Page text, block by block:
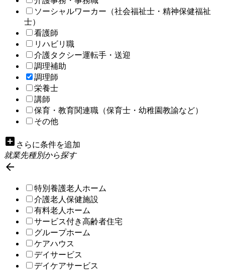
ソーシャルワーカー（社会福祉士・精神保健福祉
士）
看護師
リハビリ職
介護タクシー運転手・送迎
調理補助
調理師
栄養士
講師
保育・教育関連職（保育士・幼稚園教諭など）
その他
add_box さらに条件を追加
就業先種別から探す

特別養護老人ホーム
介護老人保健施設
有料老人ホーム
サービス付き高齢者住宅
グループホーム
ケアハウス
デイサービス
デイケアサービス